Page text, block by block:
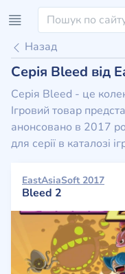
Назад
Серія Bleed від
Серія Bleed - це
Ігровий товар
анонсовано в 2017
для серії в каталозі
EastAsiaSoft 2017
Bleed 2